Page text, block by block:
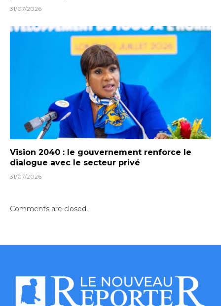
31/07/2026
Vision 2040 : le gouvernement renforce le
dialogue avec le secteur privé
31/07/2026
Comments are closed.